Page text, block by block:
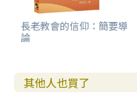
長老教會的信仰：簡要導
論
其他人也買了